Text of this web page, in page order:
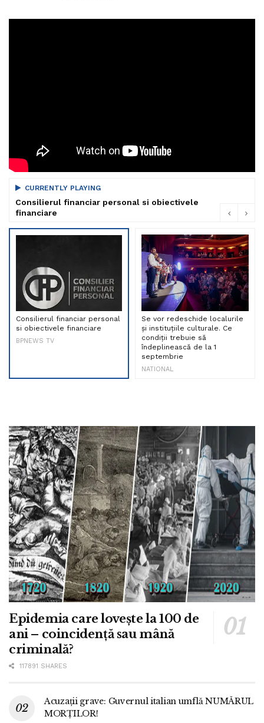
CURRENTLY PLAYING
Consilierul financiar personal si obiectivele
financiare
Consilierul financiar personal
si obiectivele financiare
BPNEWS TV
Se vor redeschide localurile
și instituțiile culturale. Ce
condiții trebuie să
îndeplinească de la 1
septembrie
NATIONAL
Epidemia care lovește la 100 de
ani – coincidență sau mână
criminală?
117891 SHARES
Acuzații grave: Guvernul italian umflă NUMĂRUL
MORȚILOR!